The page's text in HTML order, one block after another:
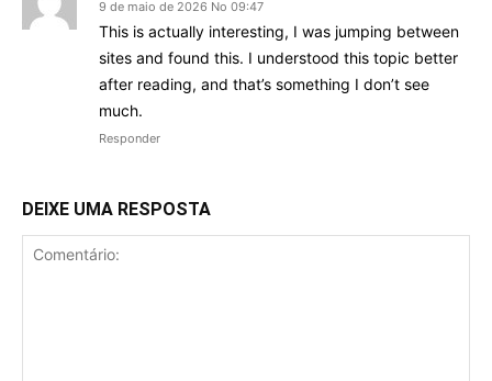
9 de maio de 2026 No 09:47
This is actually interesting, I was jumping between
sites and found this. I understood this topic better
after reading, and that’s something I don’t see
much.
Responder
DEIXE UMA RESPOSTA